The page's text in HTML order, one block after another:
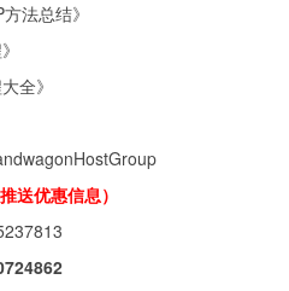
法总结》
》
全》
送优惠信息）